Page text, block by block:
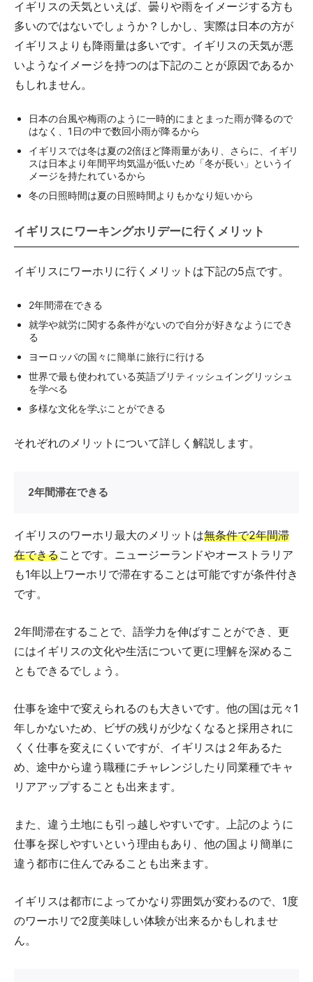
イギリスの天気といえば、曇りや雨をイメージする方も
多いのではないでしょうか？しかし、実際は日本の方が
イギリスよりも降雨量は多いです。イギリスの天気が悪
いようなイメージを持つのは下記のことが原因であるか
もしれません。
日本の台風や梅雨のように一時的にまとまった雨が降るので
はなく、1日の中で数回小雨が降るから
イギリスでは冬は夏の2倍ほど降雨量があり、さらに、イギリ
スは日本より年間平均気温が低いため「冬が長い」というイ
メージを持たれているから
冬の日照時間は夏の日照時間よりもかなり短いから
イギリスにワーキングホリデーに行くメリット
イギリスにワーホリに行くメリットは下記の5点です。
2年間滞在できる
就学や就労に関する条件がないので自分が好きなようにでき
る
ヨーロッパの国々に簡単に旅行に行ける
世界で最も使われている英語ブリティッシュイングリッシュ
を学べる
多様な文化を学ぶことができる
それぞれのメリットについて詳しく解説します。
2年間滞在できる
イギリスのワーホリ最大のメリットは無条件で2年間滞
在できることです。ニュージーランドやオーストラリア
も1年以上ワーホリで滞在することは可能ですが条件付き
です。
2年間滞在することで、語学力を伸ばすことができ、更
にはイギリスの文化や生活について更に理解を深めるこ
ともできるでしょう。
仕事を途中で変えられるのも大きいです。他の国は元々1
年しかないため、ビザの残りが少なくなると採用されに
くく仕事を変えにくいですが、イギリスは２年あるた
め、途中から違う職種にチャレンジしたり同業種でキャ
リアアップすることも出来ます。
また、違う土地にも引っ越しやすいです。上記のように
仕事を探しやすいという理由もあり、他の国より簡単に
違う都市に住んでみることも出来ます。
イギリスは都市によってかなり雰囲気が変わるので、1度
のワーホリで2度美味しい体験が出来るかもしれませ
ん。